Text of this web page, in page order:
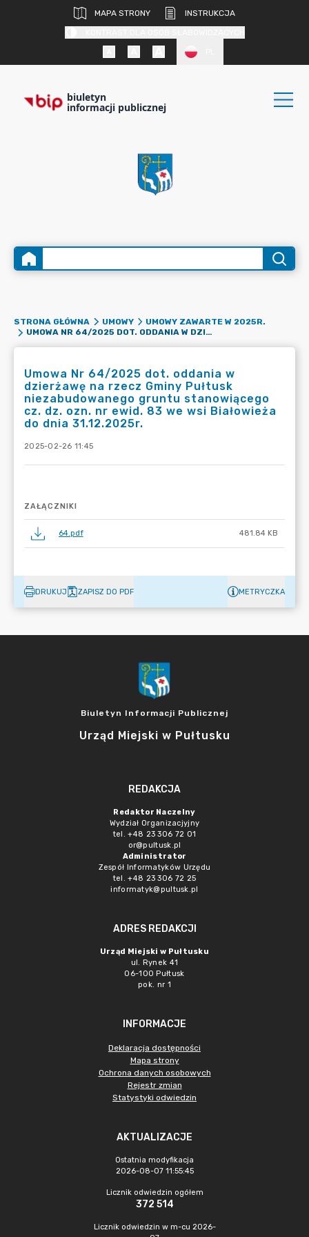
MAPA STRONY
INSTRUKCJA
biuletyn
informacji publicznej
STRONA GŁÓWNA UMOWY
UMOWY ZAWARTE W 2025R.
UMOWA NR 64/2025 DOT. ODDANIA W DZIERŻAWĘ NA RZECZ GMINY PUŁTUSK NIEZABUDOWANEGO GRUNTU STANOWIĄCEGO CZ. DZ. OZN. NR EWID. 83 WE WSI BIAŁOWIEŻA DO DNIA 31.12.2025R.
Umowa Nr 64/2025 dot. oddania w
dzierżawę na rzecz Gminy Pułtusk
niezabudowanego gruntu stanowiącego
cz. dz. ozn. nr ewid. 83 we wsi Białowieża
do dnia 31.12.2025r.
2025-02-26 11:45
ZAŁĄCZNIKI
64.pdf 481.84 KB
DRUKUJ ZAPISZ DO PDF METRYCZKA
Biuletyn Informacji Publicznej
Urząd Miejski w Pułtusku
REDAKCJA
Redaktor Naczelny
Wydział Organizacjyjny
tel. +48 23 306 72 01
or@pultusk.pl
Administrator
Zespół Informatyków Urzędu
tel. +48 23 306 72 25
informatyk@pultusk.pl
ADRES REDAKCJI
Urząd Miejski w Pułtusku
ul. Rynek 41
06-100 Pułtusk
pok. nr 1
INFORMACJE
Deklaracja dostępności
Mapa strony
Ochrona danych osobowych
Rejestr zmian
Statystyki odwiedzin
AKTUALIZACJE
Ostatnia modyfikacja
2026-08-07 11:55:45
Licznik odwiedzin ogółem
372 514
Licznik odwiedzin w m-cu 2026-